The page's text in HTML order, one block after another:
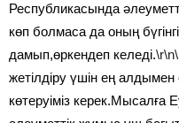
Республикасында
көп болмаса да оның
дамып,өркендеп келеді.
жетілдіру үшін ең
көтеруіміз